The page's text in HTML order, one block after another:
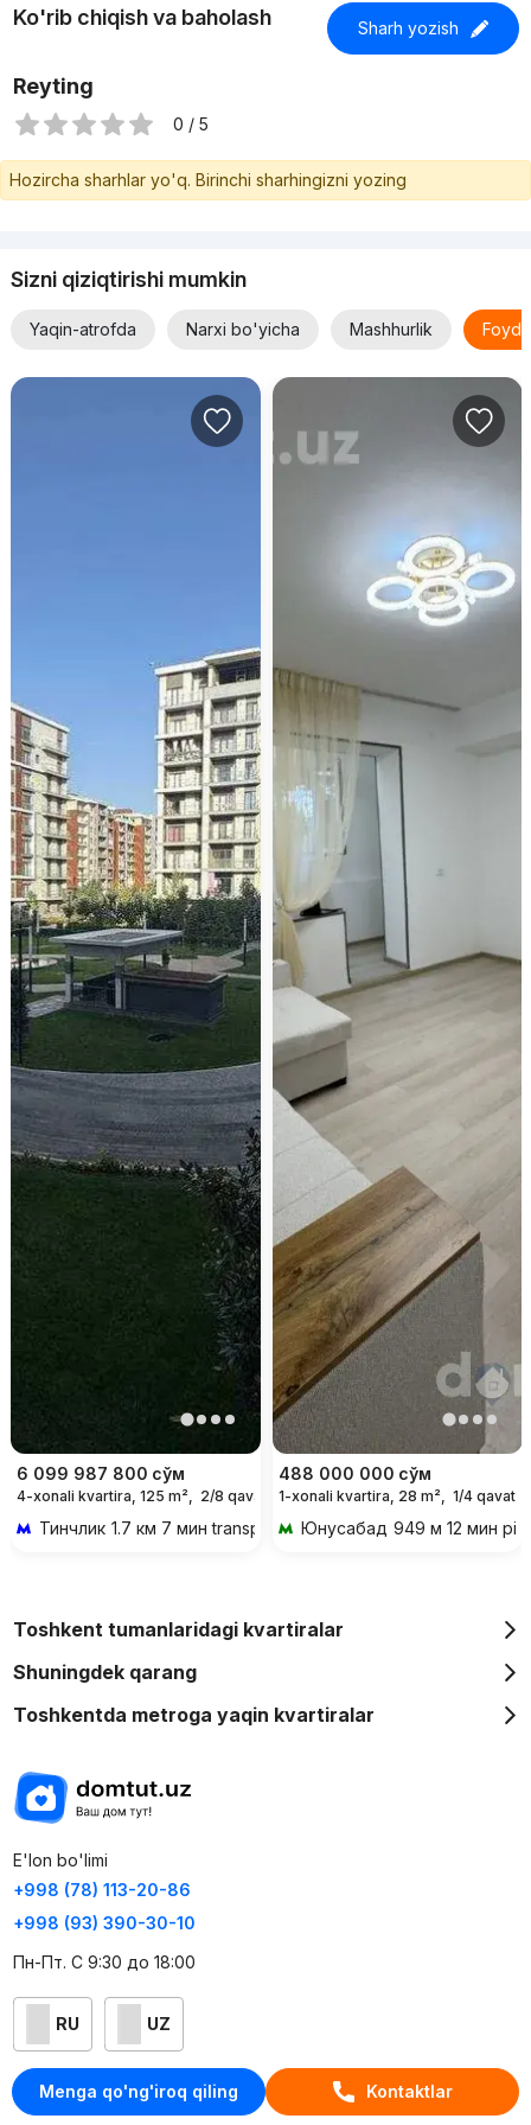
Menga qo'ng'iroq qiling Kontaktlar
Ko'rib chiqish va baholash Sharh yozish
Reyting
0 / 5
Hozircha sharhlar yo'q. Birinchi sharhingizni yozing
Sizni qiziqtirishi mumkin
Yaqin-atrofda Narxi bo'yicha Mashhurlik
6 099 987 800 сўм
4-xonali kvartira, 125 m², 2/8 qavat
Тинчлик 1.7 км 7 мин transportda
488 000 000 сўм
1-xonali kvartira, 28 m², 1/4 qavat
Юнусабад 949 м 12 мин
Toshkent tumanlaridagi kvartiralar
Shuningdek qarang
Toshkentda metroga yaqin kvartiralar
E'lon bo'limi
+998 (78) 113-20-86
+998 (93) 390-30-10
Пн-Пт. С 9:30 до 18:00
RU UZ
Kontaktlar